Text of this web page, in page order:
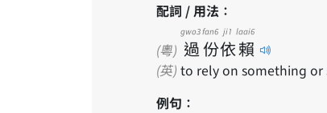
配詞 / 用法：
(粵) 過
gwo3
份
fan6
依
ji1
賴
laai6
(英) to rely on something
例句：